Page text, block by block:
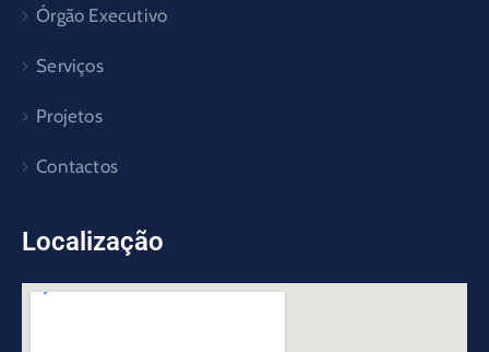
Órgão Executivo
Serviços
Projetos
Contactos
Localização